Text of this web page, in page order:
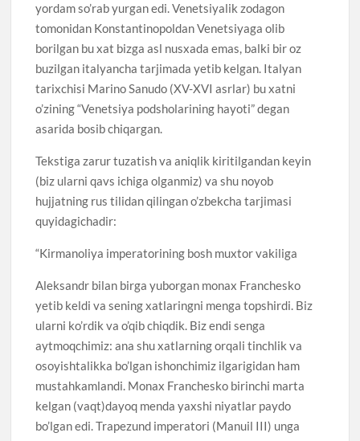
yordam so’rab yurgan edi. Venetsiyalik zodagon
tomonidan Konstantinopoldan Venetsiyaga olib
borilgan bu xat bizga asl nusxada emas, balki bir oz
buzilgan italyancha tarjimada yetib kelgan. Italyan
tarixchisi Marino Sanudo (XV-XVI asrlar) bu xatni
o’zining “Venetsiya podsholarining hayoti” degan
asarida bosib chiqargan.
Tekstiga zarur tuzatish va aniqlik kiritilgandan keyin
(biz ularni qavs ichiga olganmiz) va shu noyob
hujjatning rus tilidan qilingan o’zbekcha tarjimasi
quyidagichadir:
“Kirmanoliya imperatorining bosh muxtor vakiliga
Aleksandr bilan birga yuborgan monax Franchesko
yetib keldi va sening xatlaringni menga topshirdi. Biz
ularni ko’rdik va o’qib chiqdik. Biz endi senga
aytmoqchimiz: ana shu xatlarning orqali tinchlik va
osoyishtalikka bo’lgan ishonchimiz ilgarigidan ham
mustahkamlandi. Monax Franchesko birinchi marta
kelgan (vaqt)dayoq menda yaxshi niyatlar paydo
bo’lgan edi. Trapezund imperatori (Manuil III) unga